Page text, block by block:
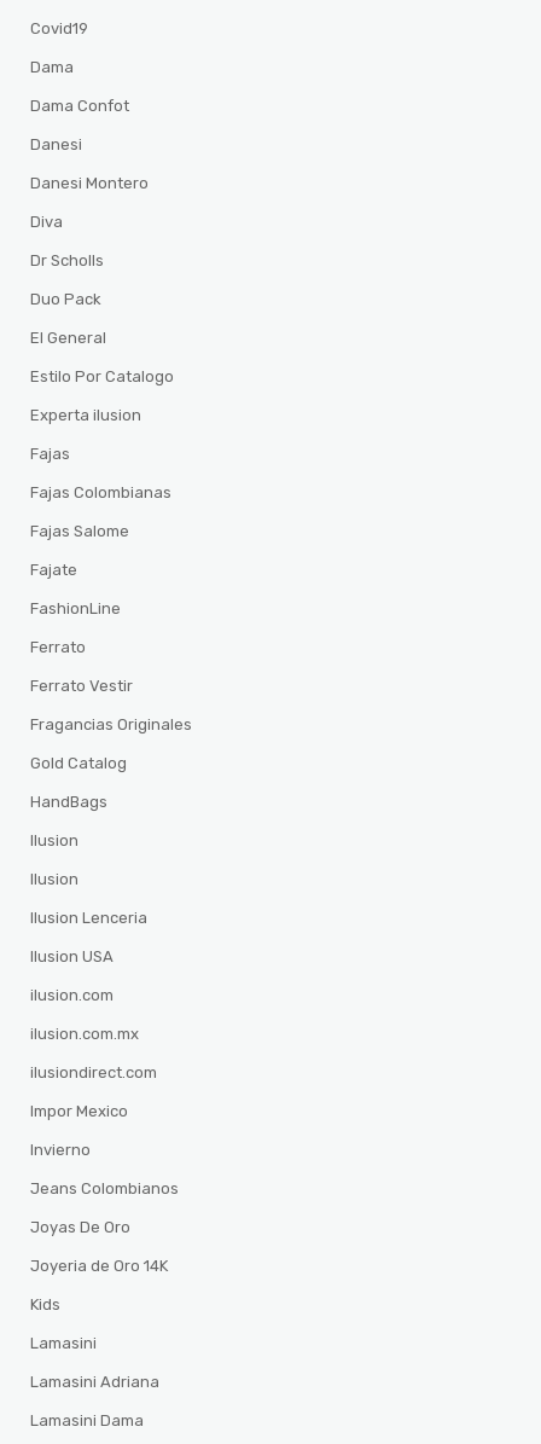
Covid19
Dama
Dama Confot
Danesi
Danesi Montero
Diva
Dr Scholls
Duo Pack
El General
Estilo Por Catalogo
Experta ilusion
Fajas
Fajas Colombianas
Fajas Salome
Fajate
FashionLine
Ferrato
Ferrato Vestir
Fragancias Originales
Gold Catalog
HandBags
Ilusion
Ilusion
Ilusion Lenceria
Ilusion USA
ilusion.com
ilusion.com.mx
ilusiondirect.com
Impor Mexico
Invierno
Jeans Colombianos
Joyas De Oro
Joyeria de Oro 14K
Kids
Lamasini
Lamasini Adriana
Lamasini Dama